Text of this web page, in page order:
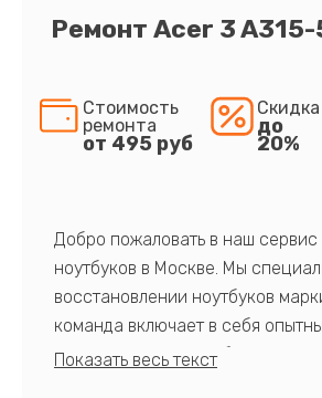
Ремонт Acer 3 A315-
Стоимость
ремонта
от 495 руб
Скидка
до
20%
Добро пожаловать в наш сервис
ноутбуков в Москве. Мы
восстановлении ноутбуков
команда включает в себя
профессионалов с обширными